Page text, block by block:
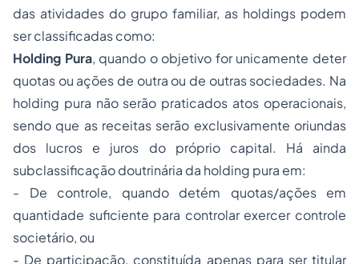
das atividades do grupo familiar, as holdings podem
ser classificadas como:
Holding Pura, quando o objetivo for unicamente deter
quotas ou ações de outra ou de outras sociedades. Na
holding pura não serão praticados atos operacionais,
sendo que as receitas serão exclusivamente oriundas
dos lucros e juros do próprio capital. Há ainda
subclassificação doutrinária da holding pura em:
- De controle, quando detém quotas/ações em
quantidade suficiente para controlar exercer controle
societário, ou
- De participação, constituída apenas para ser titular